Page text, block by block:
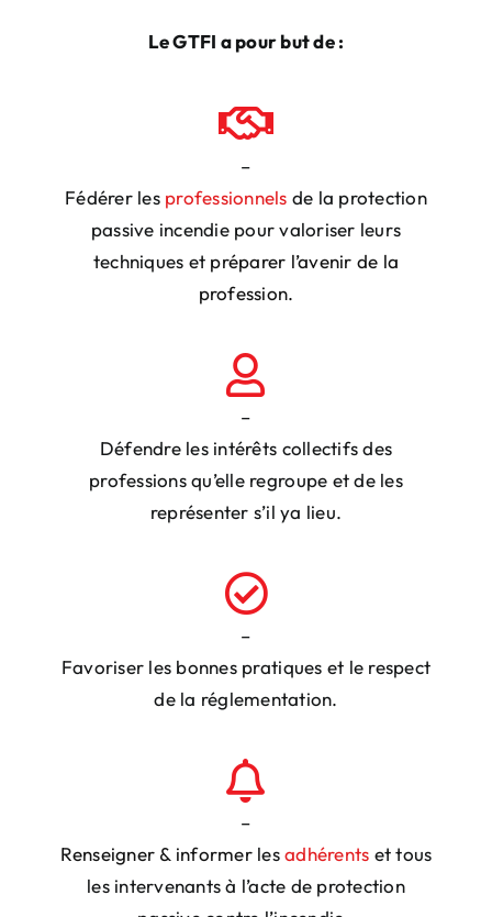
Le GTFI a pour but de :
–
Fédérer les professionnels de la protection
passive incendie pour valoriser leurs
techniques et préparer l’avenir de la
profession.
–
Défendre les intérêts collectifsdes
professions qu’elle regroupe et de les
représenter s’il ya lieu.
–
Favoriser les bonnes pratiques et le respect
de la réglementation.
–
Renseigner & informerlesadhérents et tous
les intervenants à l’acte de protection